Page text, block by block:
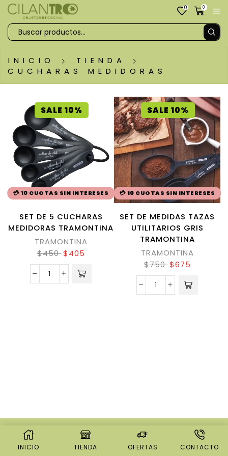
0 0
INICIO
TIENDA
CUCHARAS MEDIDORAS
SALE 10%
💳 10 CUOTAS SIN INTERESES
SET DE 5 CUCHARAS
MEDIDORAS TRAMONTINA
TRAMONTINA
$450 $405
SALE 10%
💳 10 CUOTAS SIN INTERESES
SET DE MEDIDAS TAZAS
UTILITARIOS GRIS
TRAMONTINA
TRAMONTINA
$750 $675
© CREATED BY
- POWER ELITE
THEMEFOREST AUTHOR.
INICIO TIENDA OFERTAS CONTACTO